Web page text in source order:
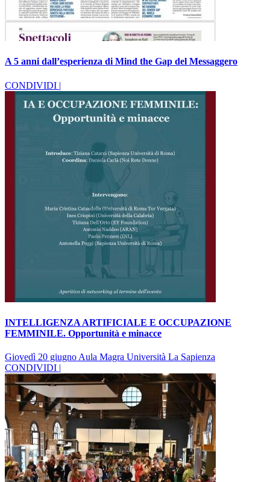
A 5 anni dall’esperienza di Mind the Gap del Messaggero
CONDIVIDI |
INTELLIGENZA ARTIFICIALE E OCCUPAZIONE
FEMMINILE. Opportunità e minacce
Giovedì 20 giugno Aula Magra Università La Sapienza
CONDIVIDI |